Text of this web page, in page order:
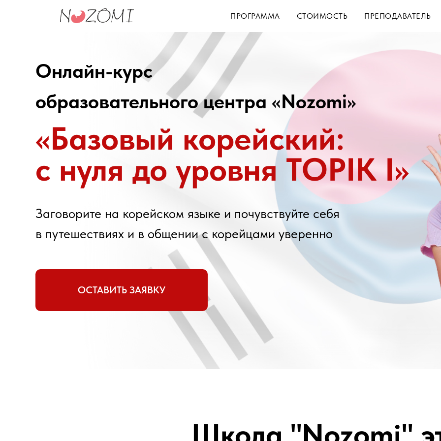
ПРОГРАММА СТОИМОСТЬ ПРЕПОДАВАТЕЛЬ
ОСТАВИТЬ ЗАЯВКУ
Заговорите на корейском языке и почувствуйте себя
в путешествиях и в общении с корейцами уверенно
«Базовый корейский:
с нуля до уровня TOPIK I»
Онлайн-курс
образовательного центра «Nozomi»